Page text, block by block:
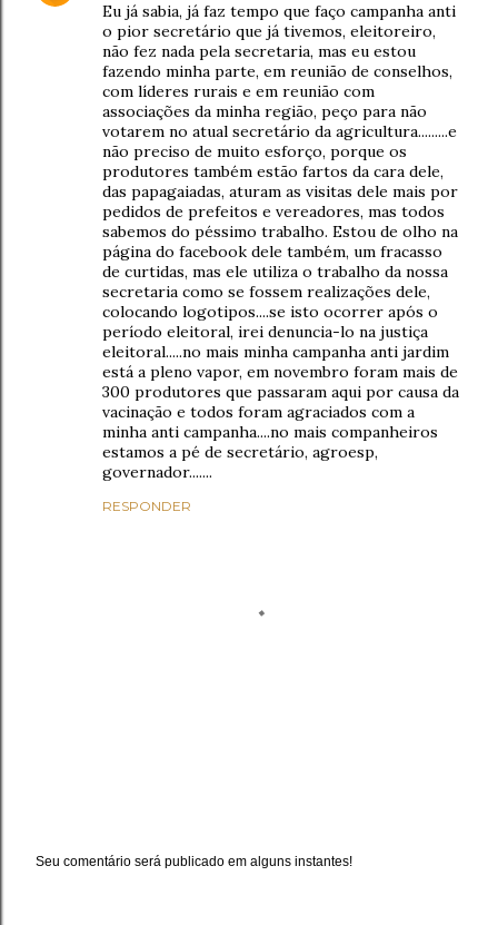
Eu já sabia, já faz tempo que faço campanha anti
o pior secretário que já tivemos, eleitoreiro,
não fez nada pela secretaria, mas eu estou
fazendo minha parte, em reunião de conselhos,
com líderes rurais e em reunião com
associações da minha região, peço para não
votarem no atual secretário da agricultura.........e
não preciso de muito esforço, porque os
produtores também estão fartos da cara dele,
das papagaiadas, aturam as visitas dele mais por
pedidos de prefeitos e vereadores, mas todos
sabemos do péssimo trabalho. Estou de olho na
página do facebook dele também, um fracasso
de curtidas, mas ele utiliza o trabalho da nossa
secretaria como se fossem realizações dele,
colocando logotipos....se isto ocorrer após o
período eleitoral, irei denuncia-lo na justiça
eleitoral.....no mais minha campanha anti jardim
está a pleno vapor, em novembro foram mais de
300 produtores que passaram aqui por causa da
vacinação e todos foram agraciados com a
minha anti campanha....no mais companheiros
estamos a pé de secretário, agroesp,
governador.......
RESPONDER
Seu comentário será publicado em alguns instantes!